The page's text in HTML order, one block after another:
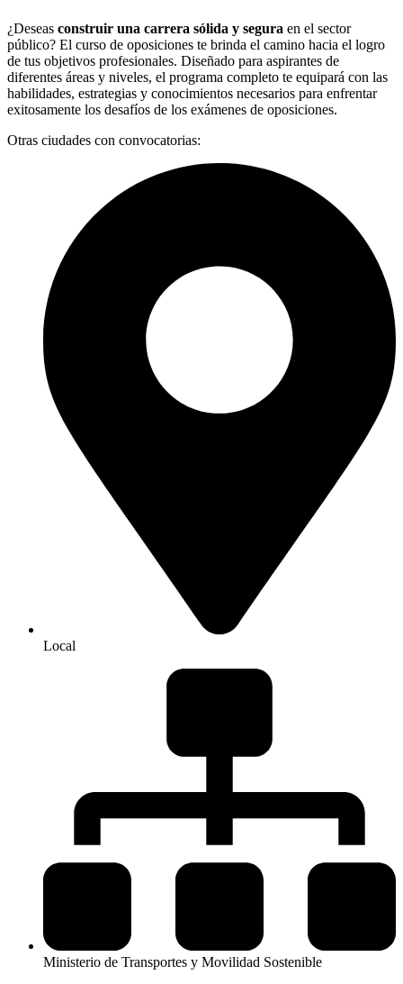
¿Deseas construir una carrera sólida y segura en el sector
público? El curso de oposiciones te brinda el camino hacia el logro
de tus objetivos profesionales. Diseñado para aspirantes de
diferentes áreas y niveles, el programa completo te equipará con las
habilidades, estrategias y conocimientos necesarios para enfrentar
exitosamente los desafíos de los exámenes de oposiciones.
Otras ciudades con convocatorias:
Local
Ministerio de Transportes y Movilidad Sostenible